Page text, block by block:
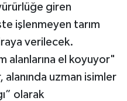
giren
işlenmeyen tarım
verilecek.
alanlarına el koyuyor"
alanında uzman isimler
olarak